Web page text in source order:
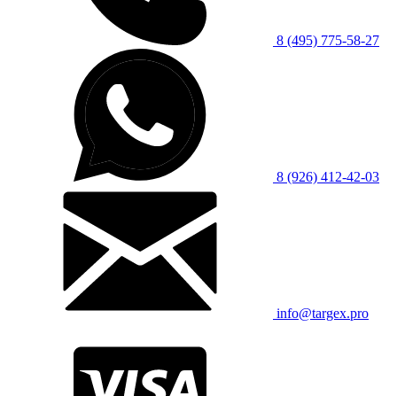
8 (495) 775-58-27
8 (926) 412-42-03
info@targex.pro